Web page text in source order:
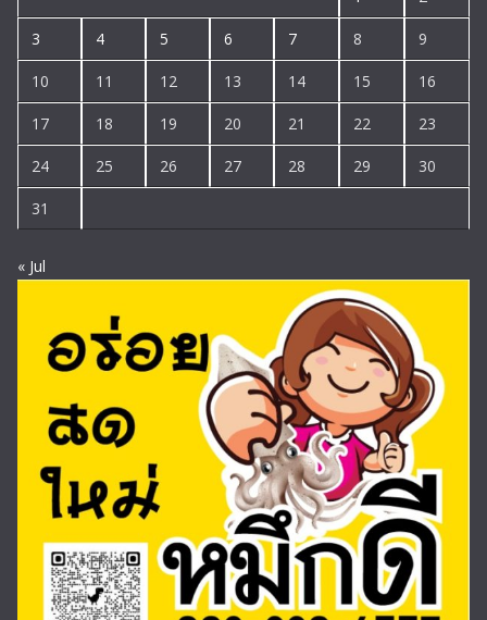
3 4 5 6 7 8 9
10 11 12 13 14 15 16
17 18 19 20 21 22 23
24 25 26 27 28 29 30
31
« Jul